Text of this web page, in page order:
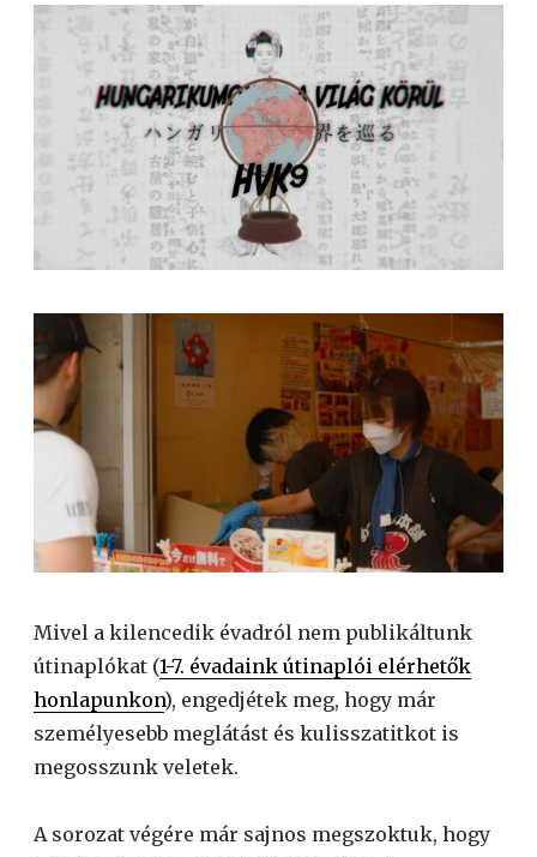
Mivel a kilencedik évadról nem publikáltunk
útinaplókat (1-7. évadaink útinaplói elérhetők
honlapunkon), engedjétek meg, hogy már
személyesebb meglátást és kulisszatitkot is
megosszunk veletek.
A sorozat végére már sajnos megszoktuk, hogy